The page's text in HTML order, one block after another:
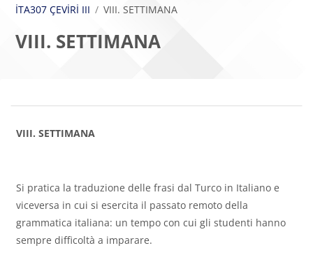
İTA307 ÇEVİRİ III VIII. SETTIMANA
VIII. SETTIMANA
Bloklar
Bölüm anahatları
VIII. SETTIMANA
Si pratica la traduzione delle frasi dal Turco in Italiano e
viceversa in cui si esercita il passato remoto della
grammatica italiana: un tempo con cui gli studenti hanno
sempre difficoltà a imparare.